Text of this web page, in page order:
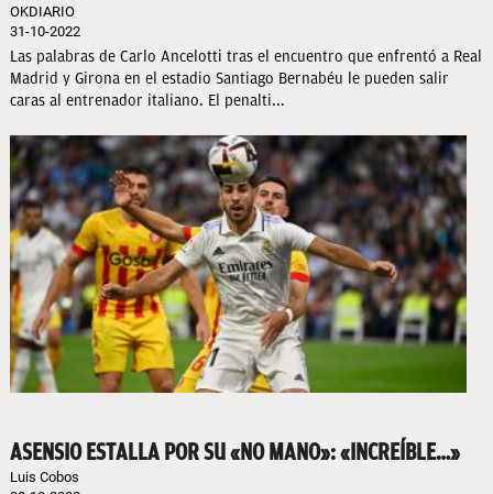
OKDIARIO
31-10-2022
Las palabras de Carlo Ancelotti tras el encuentro que enfrentó a Real
Madrid y Girona en el estadio Santiago Bernabéu le pueden salir
caras al entrenador italiano. El penalti...
ASENSIO ESTALLA POR SU «NO MANO»: «INCREÍBLE…»
Luis Cobos